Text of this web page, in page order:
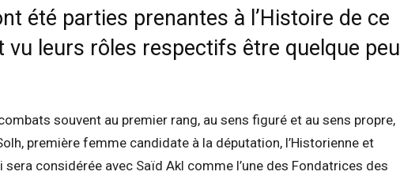
été parties prenantes à l’Histoire de ce
vu leurs rôles respectifs être quelque peu
souvent au premier rang, au sens figuré et au sens propre,
première femme candidate à la députation, l’Historienne et
sera considérée avec Saïd Akl comme l’une des Fondatrices des